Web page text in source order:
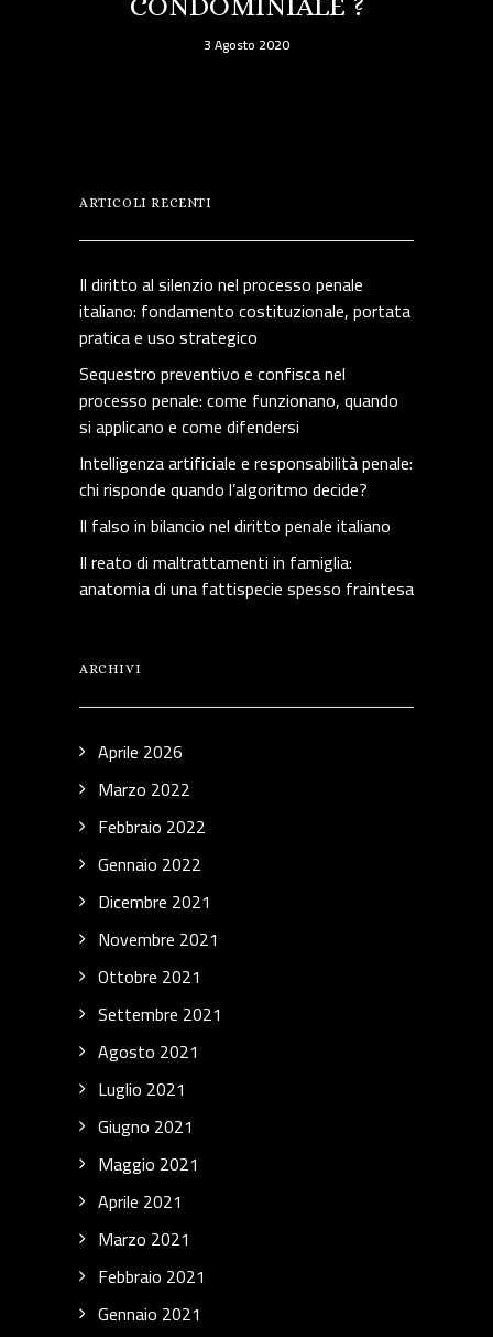
3 Agosto 2020
ARTICOLI RECENTI
Il diritto al silenzio nel processo penale
italiano: fondamento costituzionale, portata
pratica e uso strategico
Sequestro preventivo e confisca nel
processo penale: come funzionano, quando
si applicano e come difendersi
Intelligenza artificiale e responsabilità penale:
chi risponde quando l’algoritmo decide?
Il falso in bilancio nel diritto penale italiano
Il reato di maltrattamenti in famiglia:
anatomia di una fattispecie spesso fraintesa
ARCHIVI
Aprile 2026
Marzo 2022
Febbraio 2022
Gennaio 2022
Dicembre 2021
Novembre 2021
Ottobre 2021
Settembre 2021
Agosto 2021
Luglio 2021
Giugno 2021
Maggio 2021
Aprile 2021
Marzo 2021
Febbraio 2021
Gennaio 2021